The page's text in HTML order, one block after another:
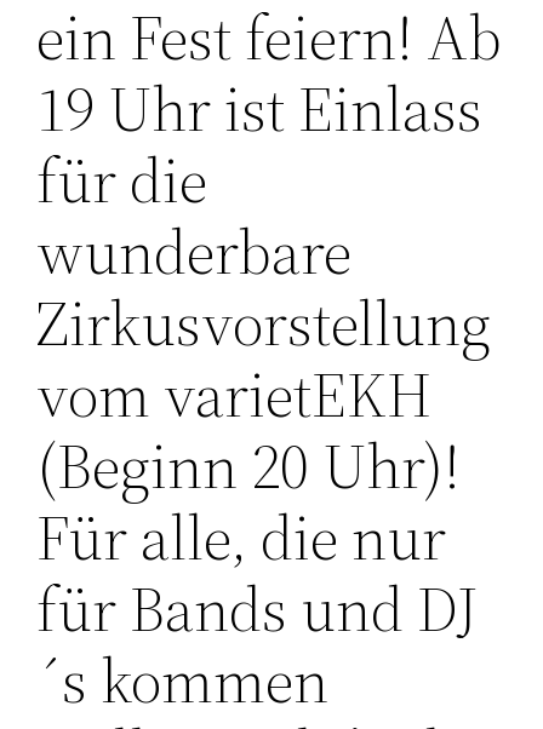
ein Fest feiern! Ab
19 Uhr ist Einlass
für die
wunderbare
Zirkusvorstellung
vom varietEKH
(Beginn 20 Uhr)!
Für alle, die nur
für Bands und DJ
´s kommen